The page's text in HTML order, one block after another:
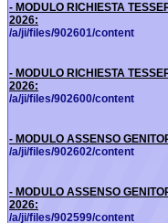
- MODULO RICHIESTA
2026:
/a/ji/files/902601/content
- MODULO RICHIESTA
2026:
/a/ji/files/902600/content
- MODULO ASSENSO
/a/ji/files/902602/content
- MODULO ASSENSO
2026:
/a/ji/files/902599/content